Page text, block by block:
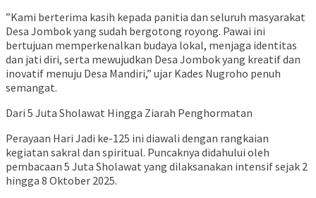
​”Kami berterima kasih kepada panitia dan seluruh masyarakat
Desa Jombok yang sudah bergotong royong. Pawai ini
bertujuan memperkenalkan budaya lokal, menjaga identitas
dan jati diri, serta mewujudkan Desa Jombok yang kreatif dan
inovatif menuju Desa Mandiri,” ujar Kades Nugroho penuh
semangat.
​Dari 5 Juta Sholawat Hingga Ziarah Penghormatan
​Perayaan Hari Jadi ke-125 ini diawali dengan rangkaian
kegiatan sakral dan spiritual. Puncaknya didahului oleh
pembacaan 5 Juta Sholawat yang dilaksanakan intensif sejak 2
hingga 8 Oktober 2025.